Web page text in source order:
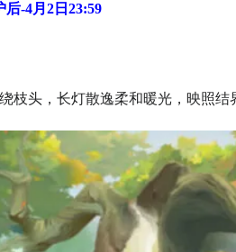
后-4月2日23:59
枝头，长灯散逸柔和暖光，映照结